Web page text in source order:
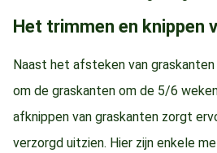
Het trimmen en knippen
Naast het afsteken van
om de graskanten om de 5/6
afknippen van graskanten zorgt
verzorgd uitzien. Hier zijn enkele